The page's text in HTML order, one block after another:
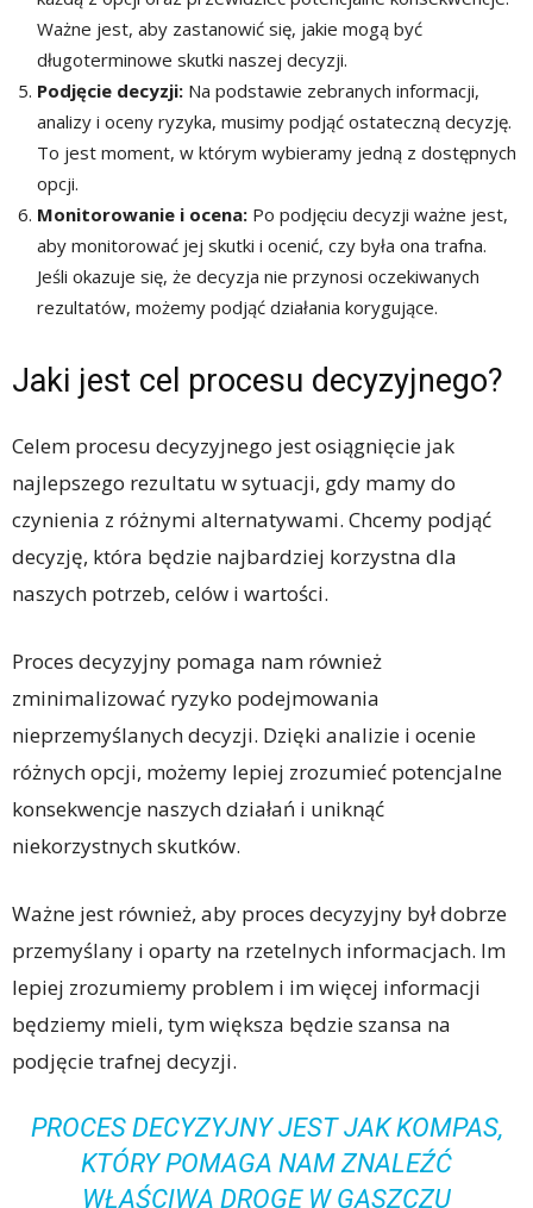
Ważne jest, aby zastanowić się, jakie mogą być
długoterminowe skutki naszej decyzji.
Podjęcie decyzji: Na podstawie zebranych informacji,
analizy i oceny ryzyka, musimy podjąć ostateczną decyzję.
To jest moment, w którym wybieramy jedną z dostępnych
opcji.
Monitorowanie i ocena: Po podjęciu decyzji ważne jest,
aby monitorować jej skutki i ocenić, czy była ona trafna.
Jeśli okazuje się, że decyzja nie przynosi oczekiwanych
rezultatów, możemy podjąć działania korygujące.
Jaki jest cel procesu decyzyjnego?
Celem procesu decyzyjnego jest osiągnięcie jak
najlepszego rezultatu w sytuacji, gdy mamy do
czynienia z różnymi alternatywami. Chcemy podjąć
decyzję, która będzie najbardziej korzystna dla
naszych potrzeb, celów i wartości.
Proces decyzyjny pomaga nam również
zminimalizować ryzyko podejmowania
nieprzemyślanych decyzji. Dzięki analizie i ocenie
różnych opcji, możemy lepiej zrozumieć potencjalne
konsekwencje naszych działań i uniknąć
niekorzystnych skutków.
Ważne jest również, aby proces decyzyjny był dobrze
przemyślany i oparty na rzetelnych informacjach. Im
lepiej zrozumiemy problem i im więcej informacji
będziemy mieli, tym większa będzie szansa na
podjęcie trafnej decyzji.
PROCES DECYZYJNY JEST JAK KOMPAS,
KTÓRY POMAGA NAM ZNALEŹĆ
WŁAŚCIWĄ DROGĘ W GĄSZCZU